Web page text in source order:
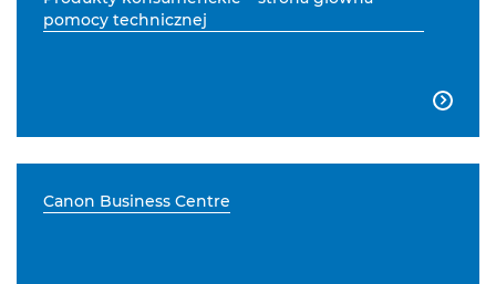
pomocy technicznej

Canon Business Centre